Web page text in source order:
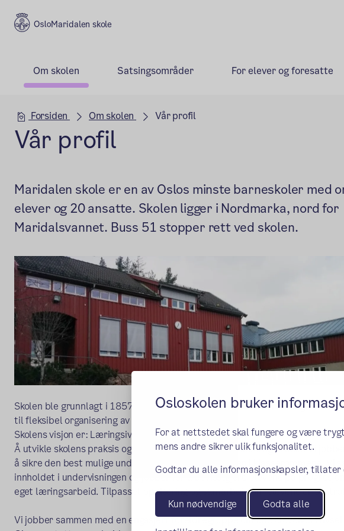
Osloskolen bruker
For at nettstedet skal fungere og være
mens andre sikrer ulik funksjonalitet.
Godtar du alle informasjonskapsler,
Kun nødvendige Godta alle
Maridalen skole
Om skolen Satsingsområder For elever og foresatte
Hovedseksjon
Forsiden Om skolen Vår profil
Vår profil
Maridalen skole er en av Oslos minste barneskoler med
elever og 20 ansatte. Skolen ligger i Nordmarka, nord for
Maridalsvannet. Buss 51 stopper rett ved skolen.
Skolen ble grunnlagt i 1857. Skolebygget har moderne
til fleksibel organisering av elevene.
Skolens visjon er: Læringsiver, variasjon og samarbeid.
Å utvikle skolens praksis og elevens læring er et kontinuerlig arbeid. Vi
å sikre den best mulige undervisningen og vurderingen i klasserommene. Vi
innholdet i undervisningen og jobber for å bevisstgjøre elevene på
eget læringsarbeid. Tilpasset opplæring og samarbeid om elevene er
Vi jobber sammen med en engasjert foreldregruppe om alle elevenes trivsel